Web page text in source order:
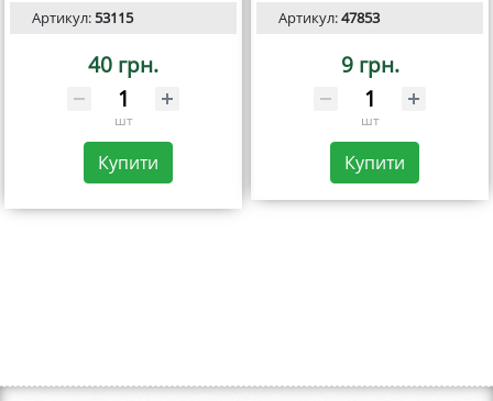
Артикул:53115
40 грн.
шт
Купити
Артикул:47853
9 грн.
шт
Купити